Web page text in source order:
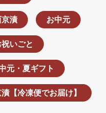
京漬 お中元
祝いごと
元・夏ギフト
【冷凍便でお届け】